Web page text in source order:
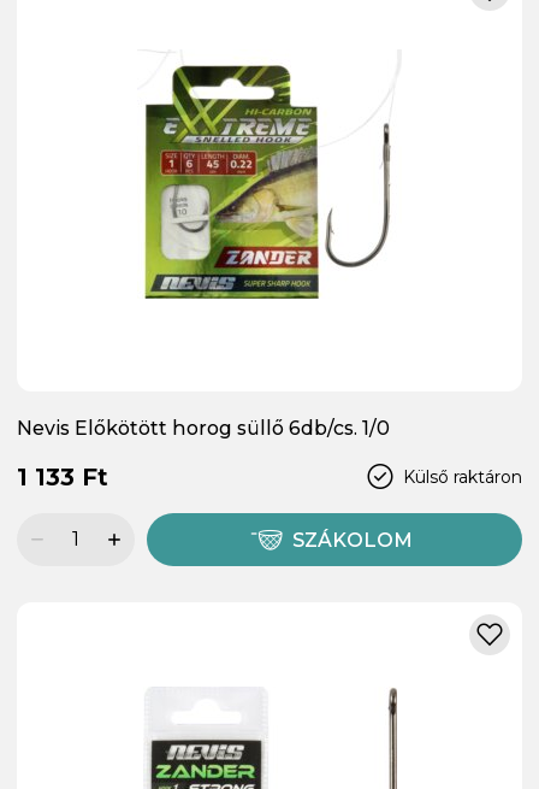
Nevis Előkötött horog süllő 6db/cs. 1/0
Külső raktáron
1 133 Ft
SZÁKOLOM